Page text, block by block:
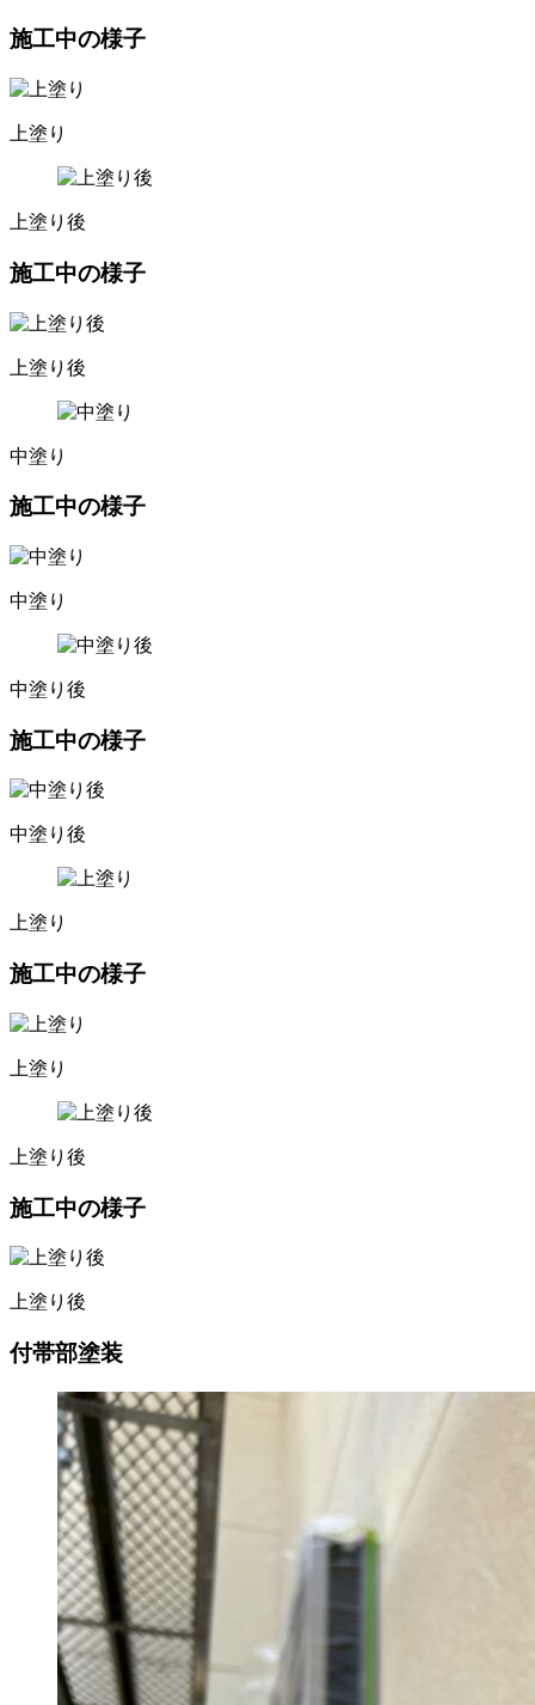
施工中の様子
上塗り
上塗り後
施工中の様子
上塗り後
中塗り
施工中の様子
中塗り
中塗り後
施工中の様子
中塗り後
上塗り
施工中の様子
上塗り
上塗り後
施工中の様子
上塗り後
付帯部塗装